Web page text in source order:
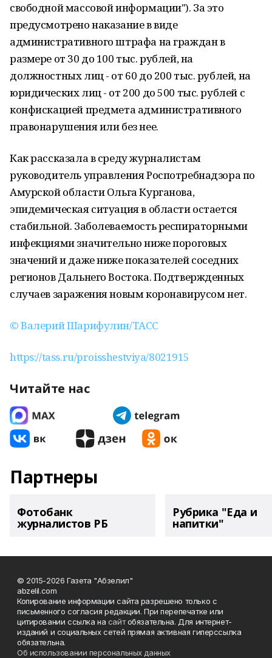
свободной массовой информации"). За это
предусмотрено наказание в виде
административного штрафа на граждан в
размере от 30 до 100 тыс. рублей, на
должностных лиц - от 60 до 200 тыс. рублей, на
юридических лиц - от 200 до 500 тыс. рублей с
конфискацией предмета административного
правонарушения или без нее.
Как рассказала в среду журналистам
руководитель управления Роспотребнадзора по
Амурской области Ольга Курганова,
эпидемическая ситуация в области остается
стабильной. Заболеваемость респираторными
инфекциями значительно ниже пороговых
значений и даже ниже показателей соседних
регионов Дальнего Востока. Подтвержденных
случаев заражения новым коронавирусом нет.
© Валерий Шарифулин/ТАСС
https://tass.ru/proisshestviya/8021915
Читайте нас
Партнеры
Фотобанк
журналистов РБ
Рубрика "Еда и
напитки"
© 2015-2026 Газета "Абзелил"
abzelil.com
Копирование информации сайта разрешено только с
письменного согласия редакции. При перепечатке или
цитировании ссылка на сайтобязательна. Для интернет-
изданий и социальных сетей прямая активная гиперссылка
обязательна.
Об использовании персональных данных